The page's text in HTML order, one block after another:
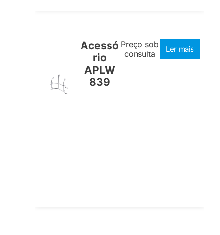
Acessó
rio
APLW
839
Preço sob
consulta
Ler mais